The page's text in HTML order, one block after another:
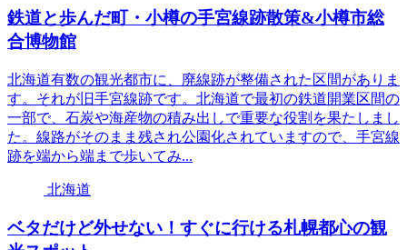
鉄道と歩んだ町・小樽の手宮線跡散策&小樽市総
合博物館
北海道有数の観光都市に、廃線跡が整備された区間がありま
す。それが旧手宮線跡です。北海道で最初の鉄道開業区間の
一部で、石炭や海産物の積み出しで重要な役割を果たしまし
た。線路がそのまま残され公園化されていますので、手宮線
跡を端から端まで歩いてみ...
北海道
ベタだけど外せない！すぐに行ける札幌都心の観